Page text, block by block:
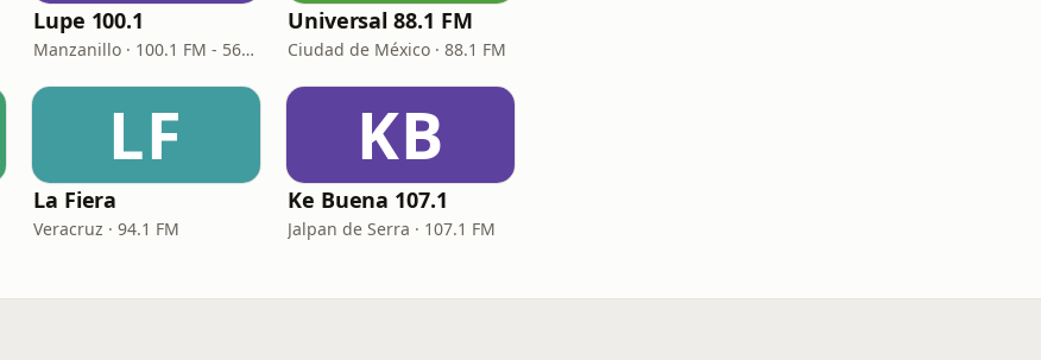
Lupe 100.1
Manzanillo · 100.1 FM - 560 AM
Universal 88.1 FM
Ciudad de México · 88.1 FM
LF
La Fiera
Veracruz · 94.1 FM
KB
Ke Buena 107.1
Jalpan de Serra · 107.1 FM